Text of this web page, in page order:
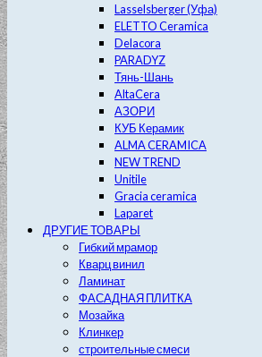
Lasselsberger (Уфа)
ELETTO Ceramica
Delacora
PARADYZ
Тянь-Шань
AltaCera
АЗОРИ
КУБ Керамик
ALMA CERAMICA
NEW TREND
Unitile
Gracia ceramica
Laparet
ДРУГИЕ ТОВАРЫ
Гибкий мрамор
Кварц винил
Ламинат
ФАСАДНАЯ ПЛИТКА
Мозайка
Клинкер
строительные смеси